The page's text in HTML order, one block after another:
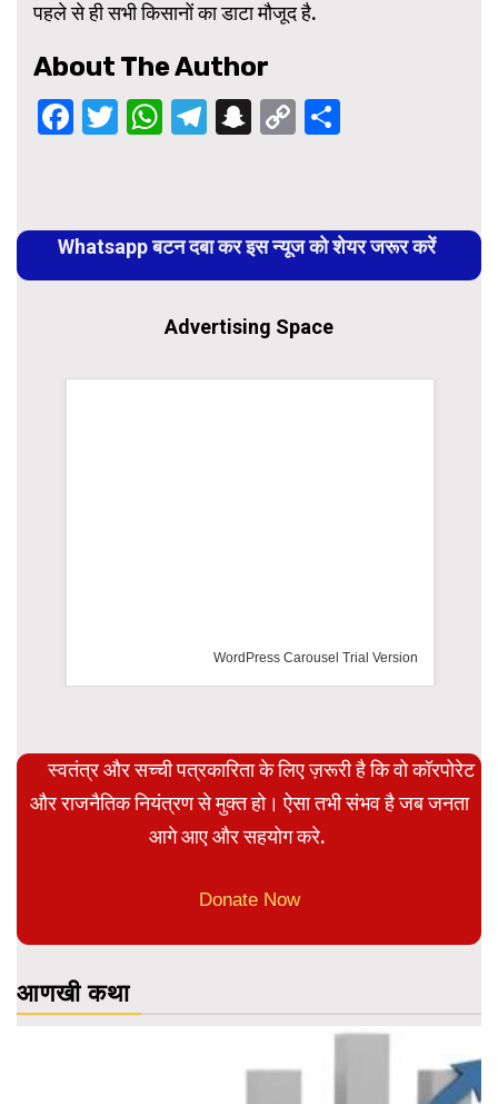
पहले से ही सभी किसानों का डाटा मौजूद है.
About The Author
Facebook
Twitter
WhatsApp
Telegram
Snapchat
Copy
Reading
Whatsapp बटन दबा कर इस न्यूज को शेयर जरूर करें
Advertising Space
WordPress Carousel Trial Version
स्वतंत्र और सच्ची पत्रकारिता के लिए ज़रूरी है कि वो कॉरपोरेट
और राजनैतिक नियंत्रण से मुक्त हो। ऐसा तभी संभव है जब जनता
आगे आए और सहयोग करे.
Donate Now
आणखी कथा